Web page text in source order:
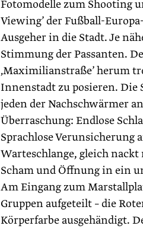
Fotomodelle zum Shooting
Viewing’ der Fußball-
Ausgeher in die Stadt. Je
Stimmung der Passanten.
‚Maximilianstraße’ herum
Innenstadt zu posieren. Die
jeden der Nachschwärmer
Überraschung: Endlose
Sprachlose Verunsicherung
Warteschlange, gleich
Scham und Öffnung in ein
Am Eingang zum
Gruppen aufgeteilt – die
Körperfarbe ausgehändigt.